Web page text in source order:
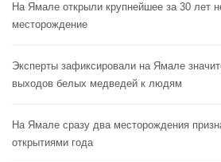
На Ямале открыли крупнейшее за 30 лет
месторождение
Эксперты зафиксировали на Ямале
выходов белых медведей к людям
На Ямале сразу два месторождения
открытиями года